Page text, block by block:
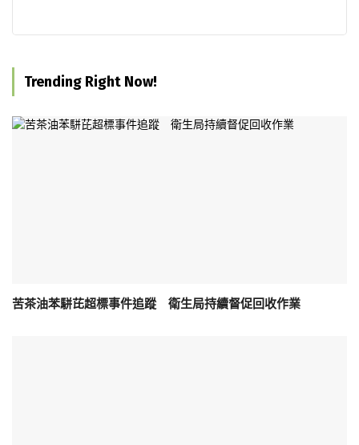
Trending Right Now!
苦茶油苯駢芘超標事件追蹤 衛生局持續督促回收作業